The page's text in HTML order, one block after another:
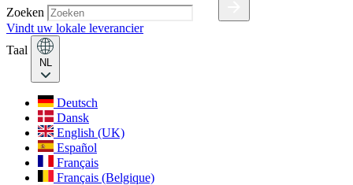
Zoeken
Vindt uw lokale leverancier
Taal
NL
Deutsch
Dansk
English (UK)
Español
Français
Français (Belgique)